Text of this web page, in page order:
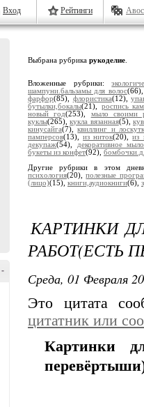
Вход Рейтинги
-
Выбрана рубрика рукоделие
Вложенные рубрики:
шампуни.бальзамы для волос
фарфор(85), флористика(12),
бутылки,бокалы(21), роспись
новый год(253), мыло своими
куклы(265),кукла вязанная(5),
кинусайга(7),квиллинг и
памперсов(13),из ниток(20),из
декупаж(54),
декоративное мыло
букеты из конфет(92),
Другие рубрики в этом
психология(20),полезные
(лицо)(15), книги,аудиокниги(6),
КАРТИНКИ
РАБОТ(ЕСТЬ
Среда, 01 Февраля
Это цитата
цитатник или
Картинки